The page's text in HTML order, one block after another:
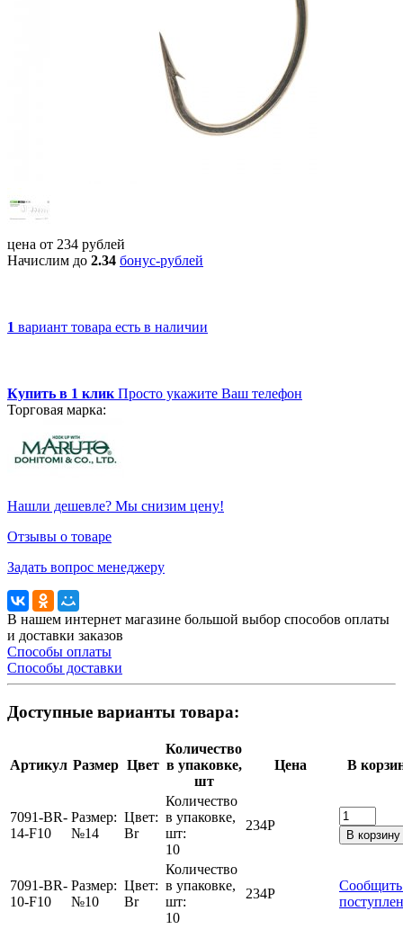
цена от 234 рублей
Начислим до 2.34 бонус-рублей
1 вариант товара есть в наличии
Купить в 1 клик Просто укажите Ваш телефон
Торговая марка:
Нашли дешевле? Мы снизим цену!
Отзывы о товаре
Задать вопрос менеджеру
В нашем интернет магазине большой выбор способов оплаты
и доставки заказов
Способы оплаты
Способы доставки
Доступные варианты товара:
Артикул Размер Цвет
Количество
в упаковке,
шт
Цена В
7091-BR-
14-F10
Размер:
№14
Цвет:
Br
Количество
в упаковке,
шт:
10
234Р
В корзину
7091-BR-
10-F10
Размер:
№10
Цвет:
Br
Количество
в упаковке,
шт:
10
234Р